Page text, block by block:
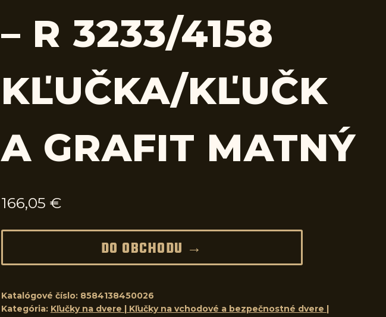
– R 3233/4158
KĽUČKA/KĽUČK
A GRAFIT MATNÝ
166,05 €
DO OBCHODU →
Katalógové číslo: 8584138450026
Kategória: Kľučky na dvere | Kľučky na vchodové a bezpečnostné dvere |